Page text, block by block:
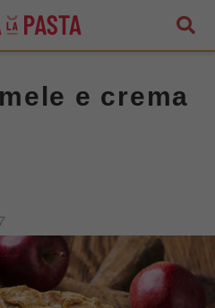
e crema